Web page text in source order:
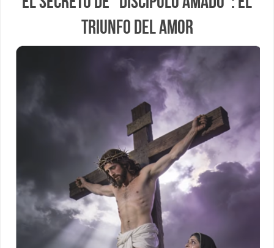
TRIUNFO DEL AMOR